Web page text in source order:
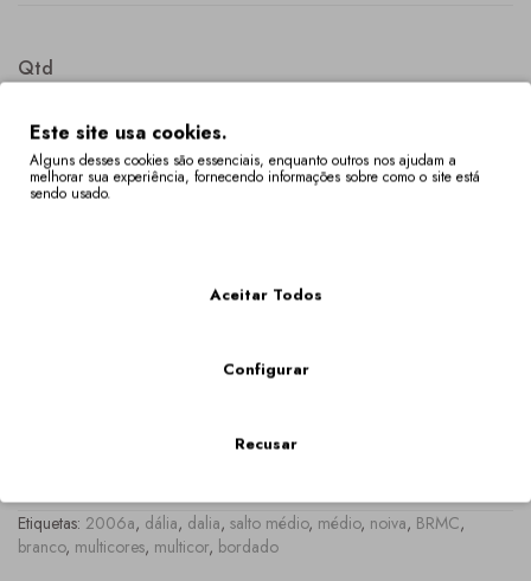
Qtd
COMPRAR
Poderá verificar a disponibilidade do seu tamanho em "VER O CARRINHO DE
Etiquetas: 2006a, dália, dalia, salto médio, médio, noiva, BRMC,
branco, multicores, multicor, bordado
Este site usa cookies.
Alguns desses cookies são essenciais, enquanto outros nos ajudam a
melhorar sua experiência, fornecendo informações sobre como o site está
sendo usado.
Aceitar Todos
Configurar
Recusar